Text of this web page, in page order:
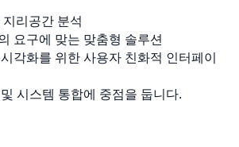
리공간 분석
요구에 맞는 맞춤형 솔루션
각화를 위한 사용자 친화적 인터페이
시스템 통합에 중점을 둡니다.